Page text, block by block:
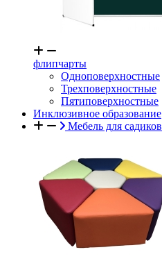
флипчарты
Одноповерхностные
Трехповерхностные
Пятиповерхностные
Инклюзивное образование
Мебель для садиков